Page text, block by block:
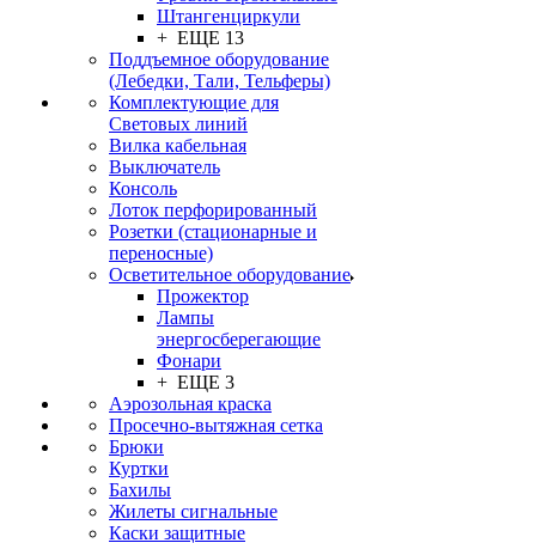
Штангенциркули
+ ЕЩЕ 13
Поддъемное оборудование
(Лебедки, Тали, Тельферы)
Комплектующие для
Световых линий
Вилка кабельная
Выключатель
Консоль
Лоток перфорированный
Розетки (стационарные и
переносные)
Осветительное оборудование
Прожектор
Лампы
энергосберегающие
Фонари
+ ЕЩЕ 3
Аэрозольная краска
Просечно-вытяжная сетка
Брюки
Куртки
Бахилы
Жилеты сигнальные
Каски защитные